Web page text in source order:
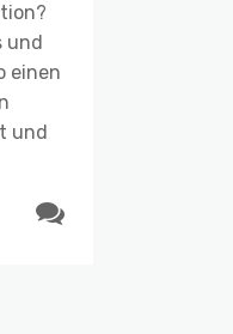
und
einen
und